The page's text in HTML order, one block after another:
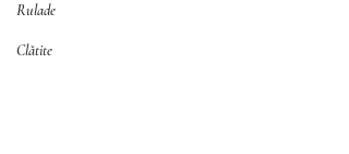
Rulade
Clătite